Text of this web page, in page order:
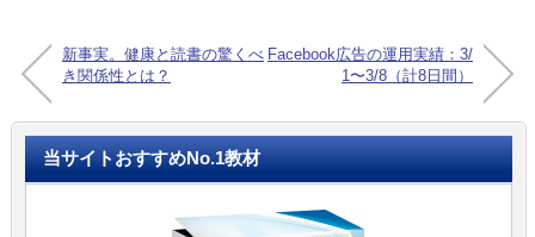
新事実。健康と読書の驚くべ
き関係性とは？
Facebook広告の運用実績：3/
1〜3/8（計8日間）
当サイトおすすめNo.1教材